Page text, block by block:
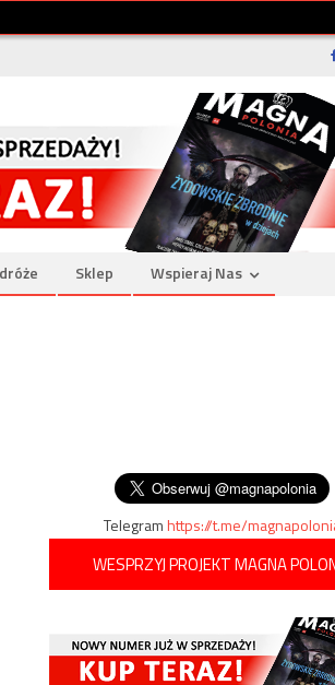
Sklep Wspieraj Nas
Telegramhttps://t.me/
WESPRZYJ PROJEKT MAGNA